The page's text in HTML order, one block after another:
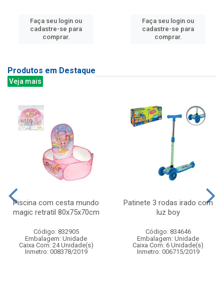
Faça seu login ou
cadastre-se para
comprar.
Faça seu login ou
cadastre-se para
comprar.
Produtos em Destaque
Veja mais
Piscina com cesta mundo
magic retratil 80x75x70cm
Código: 832905
Embalagem: Unidade
Caixa Com: 24 Unidade(s)
Inmetro: 008378/2019
Patinete 3 rodas irado com
luz boy
Código: 834646
Embalagem: Unidade
Caixa Com: 6 Unidade(s)
Inmetro: 006715/2019